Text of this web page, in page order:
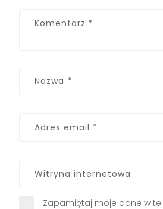
Zapamiętaj moje dane w